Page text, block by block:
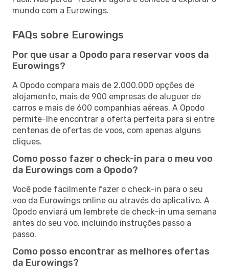
mundo com a Eurowings.
FAQs sobre Eurowings
Por que usar a Opodo para reservar voos da
Eurowings?
A Opodo compara mais de 2.000.000 opções de
alojamento, mais de 900 empresas de aluguer de
carros e mais de 600 companhias aéreas. A Opodo
permite-lhe encontrar a oferta perfeita para si entre
centenas de ofertas de voos, com apenas alguns
cliques.
Como posso fazer o check-in para o meu voo
da Eurowings com a Opodo?
Você pode facilmente fazer o check-in para o seu
voo da Eurowings online ou através do aplicativo. A
Opodo enviará um lembrete de check-in uma semana
antes do seu voo, incluindo instruções passo a
passo.
Como posso encontrar as melhores ofertas
da Eurowings?